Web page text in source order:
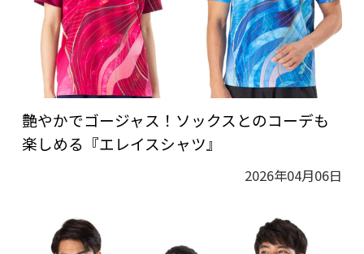
艶やかでゴージャス！ソックスとのコーデも
楽しめる『エレイスシャツ』
2026年04月06日